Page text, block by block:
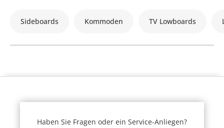
Sideboards Kommoden TV Lowboards
Haben Sie Fragen oder ein Service-Anliegen?